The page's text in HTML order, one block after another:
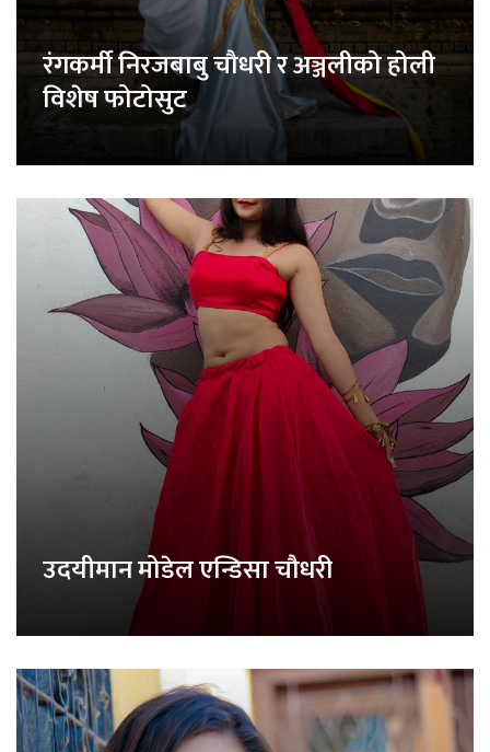
रंगकर्मी निरजबाबु चौधरी र अञ्जलीको होली
विशेष फोटोसुट
उदयीमान मोडेल एन्डिसा चौधरी